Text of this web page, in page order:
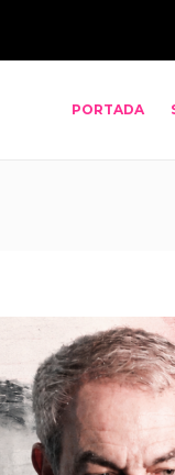
PORTADA